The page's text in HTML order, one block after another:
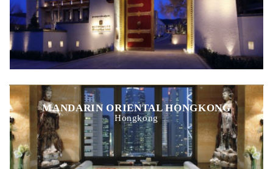
MANDARIN ORIENTAL HONGKONG
Hongkong